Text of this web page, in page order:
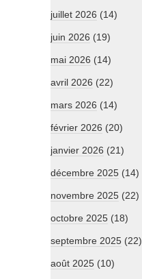
juillet 2026 (14)
juin 2026 (19)
mai 2026 (14)
avril 2026 (22)
mars 2026 (14)
février 2026 (20)
janvier 2026 (21)
décembre 2025 (14)
novembre 2025 (22)
octobre 2025 (18)
septembre 2025 (22)
août 2025 (10)